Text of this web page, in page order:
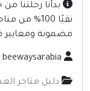
بدأنا رحلتنا من
نقيًا 100% من
ومعايير
دليل متاجر العسل